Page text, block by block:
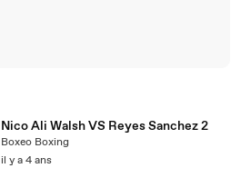
Nico Ali Walsh VS Reyes Sanchez 2
Boxeo Boxing
il y a 4 ans